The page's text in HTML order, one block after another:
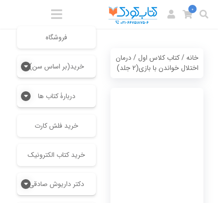
فروشگاه
خرید(بر اساس سن)
دربارۀ کتاب ها
خرید فلش کارت
خرید کتاب الکترونیک
دکتر داریوش صادقی
0
خانه/کتاب کلاس اول/ درمان
اختلال خواندن با بازی(2 جلد)